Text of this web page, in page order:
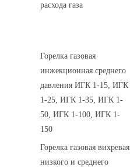
расхода газа
Горелка газовая
инжекционная среднего
давления ИГК 1-15, ИГК
1-25, ИГК 1-35, ИГК 1-
50, ИГК 1-100, ИГК 1-
150
Горелка газовая вихревая
низкого и среднего